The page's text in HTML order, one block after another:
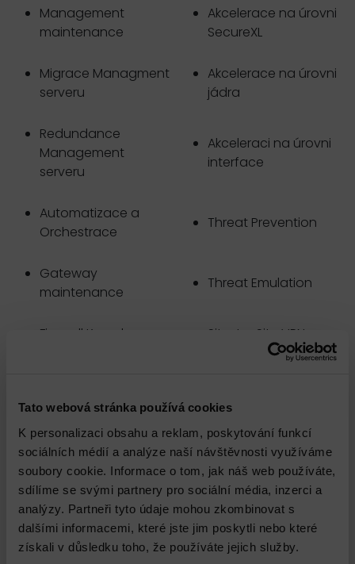
Tato webová stránka používá cookies
K personalizaci obsahu a reklam, poskytování funkcí
sociálních médií a analýze naší návštěvnosti využíváme
soubory cookie. Informace o tom, jak náš web používáte,
sdílíme se svými partnery pro sociální média, inzerci a
analýzy. Partneři tyto údaje mohou zkombinovat s
dalšími informacemi, které jste jim poskytli nebo které
získali v důsledku toho, že používáte jejich služby.
Management
maintenance
Akcelerace na úrovni
SecureXL
Migrace Managment
serveru
Akcelerace na úrovni
jádra
Redundance
Management
serveru
Akceleraci na úrovni
interface
Automatizace a
Orchestrace
Threat Prevention
Gateway
maintenance
Threat Emulation
Firewall Kernel Site-to-Site VPN
Redundance
bezpečnostní brány
Vzdálený přístup –
Mobile Access
Služba je doručována konzultantem s odpovídající
certifikací výrobce anebo 5+ let zkušenostmi v dané
oblasti. Služba je doručována v pracovní dny, v čase